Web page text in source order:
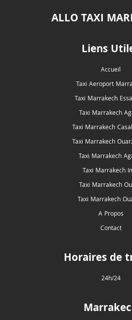
ALLO TAXI
Liens
Accueil
Taxi Aeroport
Taxi Marrakech
Taxi Marrakech
Taxi Marrakech
Taxi Marrakech
Taxi Marrakech
Taxi Marrakech
Taxi Marrakech
Taxi Marrakech
A Propos
Contact
Horaires de
24h/24